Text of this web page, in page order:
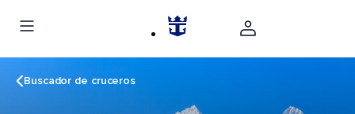
Buscador de cruceros